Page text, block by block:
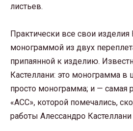
листьев.
Практически все свои изделия
монограммой из двух
припаянной к изделию.
Кастеллани: это монограмма в
просто монограмма; и — самая
«АСС», которой помечались,
работы Алессандро Кастеллани